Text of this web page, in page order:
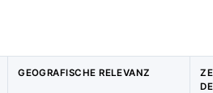
GEOGRAFISCHE RELEVANZ